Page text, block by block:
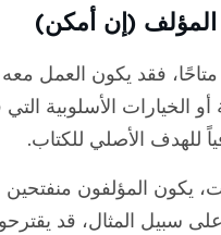
متاحًا، فقد يكون العمل
أو الخيارات الأسلوبية
للهدف الأصلي للكتاب.
يكون المؤلفون منفتحين
على سبيل المثال، قد